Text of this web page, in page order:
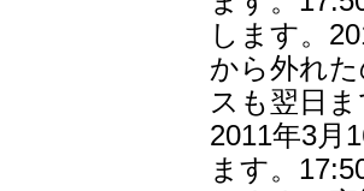
します。
から外れ
スも翌日
2011年3月
ます。